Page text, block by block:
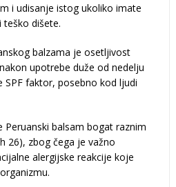
i udisanje istog ukoliko imate
dišete.
balzama je osetljivost
upotrebe duže od nedelju
SPF faktor, posebno kod ljudi
balsam bogat raznim
26), zbog čega je važno
alergijske reakcije koje